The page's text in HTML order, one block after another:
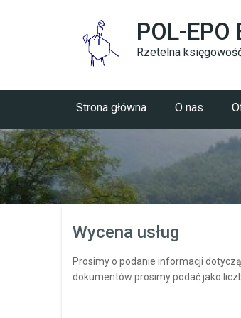
POL-
Rzetelna
Strona główna O nas
Wycena usług
Prosimy o podanie informacji
dokumentów prosimy podać jako